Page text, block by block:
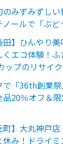
のみずみずし
ノールで「ぶ
田】ひんやり
くエコ体験！
ップのリサイ
で「36th創業
20％オフ＆
町】大丸神戸
休み！ドライ